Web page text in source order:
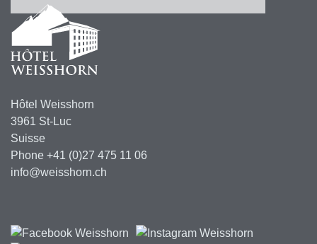
Hôtel Weisshorn
3961 St-Luc
Suisse
Phone +41 (0)27 475 11 06
info@weisshorn.ch